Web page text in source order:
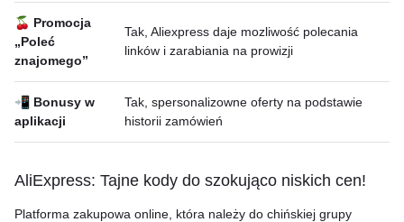
🍒 Promocja
„Poleć
znajomego”
Tak, Aliexpress daje mozliwość polecania
linków i zarabiania na prowizji
📲 Bonusy w
aplikacji
Tak, spersonalizowne oferty na podstawie
historii zamówień
AliExpress: Tajne kody do szokująco niskich cen!
Platforma zakupowa online, która należy do chińskiej grupy